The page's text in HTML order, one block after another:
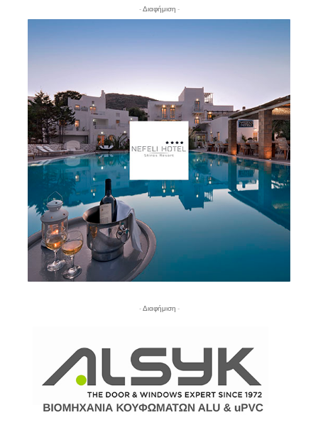
- Διαφήμιση -
- Διαφήμιση -